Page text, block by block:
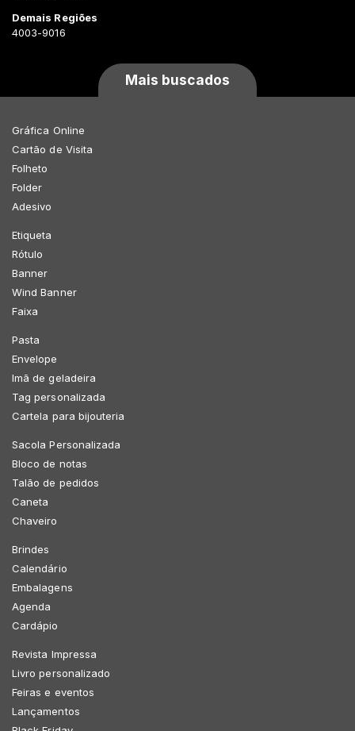
Demais Regiões
4003-9016
Mais buscados
Gráfica Online
Cartão de Visita
Folheto
Folder
Adesivo
Etiqueta
Rótulo
Banner
Wind Banner
Faixa
Pasta
Envelope
Imã de geladeira
Tag personalizada
Cartela para bijouteria
Sacola Personalizada
Bloco de notas
Talão de pedidos
Caneta
Chaveiro
Brindes
Calendário
Embalagens
Agenda
Cardápio
Revista Impressa
Livro personalizado
Feiras e eventos
Lançamentos